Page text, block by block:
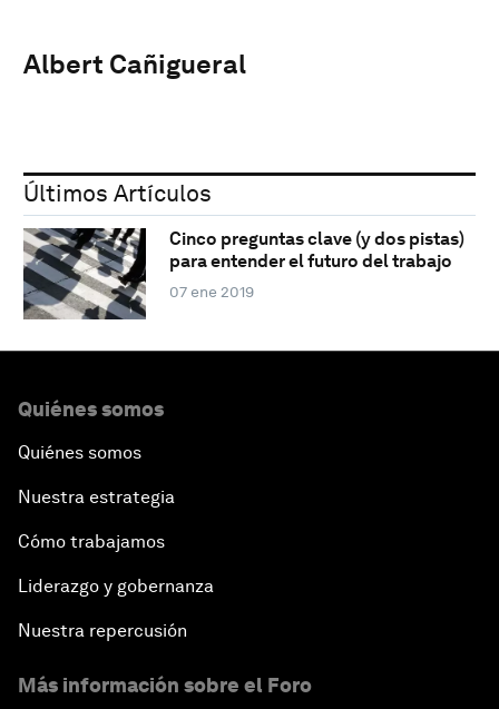
Albert Cañigueral
Últimos Artículos
Cinco preguntas clave (y dos pistas)
para entender el futuro del trabajo
07 ene 2019
Quiénes somos
Quiénes somos
Nuestra estrategia
Cómo trabajamos
Liderazgo y gobernanza
Nuestra repercusión
Más información sobre el Foro